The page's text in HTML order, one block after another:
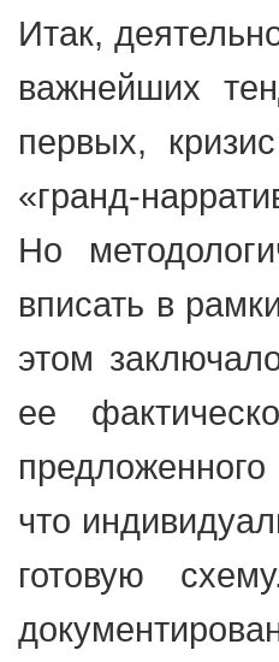
Итак,
важнейших
первых,
«гранд-
Но
вписать в
этом
ее
что
готовую